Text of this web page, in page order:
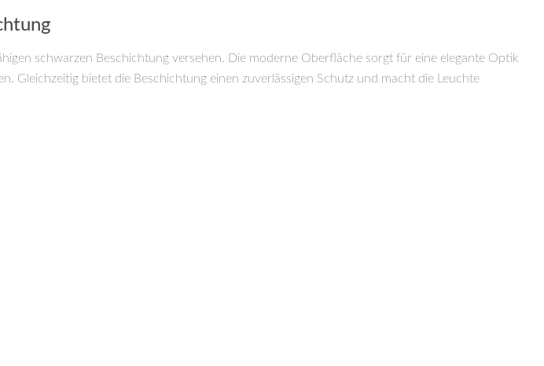
schwarzen Beschichtung versehen. Die moderne Oberfläche sorgt für eine elegante Optik
Gleichzeitig bietet die Beschichtung einen zuverlässigen Schutz und macht die Leuchte